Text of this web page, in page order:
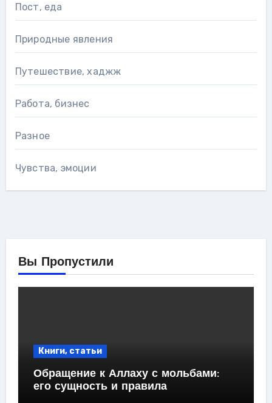
Пост, еда
Природные явления
Путешествие, хаджж
Работа, бизнес
Разное
Чувства, эмоции
Вы Пропустили
Книги, статьи
Обращение к Аллаху с мольбами:
его сущность и правила